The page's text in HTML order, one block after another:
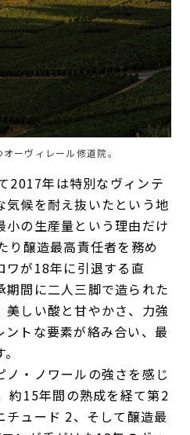
ーヴィレール修道院。
2017年は特別なヴィンテ
気候を耐え抜いたという地
の生産量という理由だけ
り醸造最高責任者を務め
ワが18年に引退する直
間に二人三脚で造られた
しい酸と甘やかさ、力強
トな要素が絡み合い、最
・ノワールの強さを感じ
約15年間の熟成を経て第2
チュード 2、そして醸造最